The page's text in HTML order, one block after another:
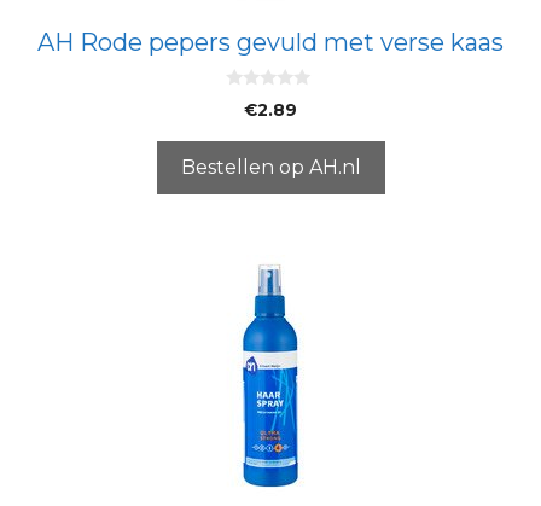
AH Rode pepers gevuld met verse kaas
5
€2.89
Bestellen op AH.nl